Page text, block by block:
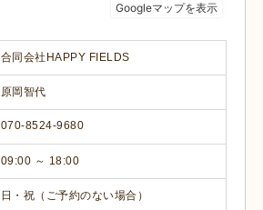
合同会社HAPPY FIELDS
原岡智代
070-8524-9680
09:00 ～ 18:00
日・祝（ご予約のない場合）